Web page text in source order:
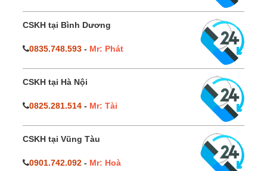
CSKH tại Bình Dương
0835.748.593 - Mr: Phát
CSKH tại Hà Nội
0825.281.514 - Mr: Tài
CSKH tại Vũng Tàu
0901.742.092 - Mr: Hoà